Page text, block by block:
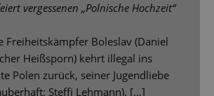
vergessenen „Polnische Hochzeit“
Freiheitskämpfer Boleslav (Daniel
Heißsporn) kehrt illegal ins
Polen zurück, seiner Jugendliebe
Stefﬁ Lehmann). […]